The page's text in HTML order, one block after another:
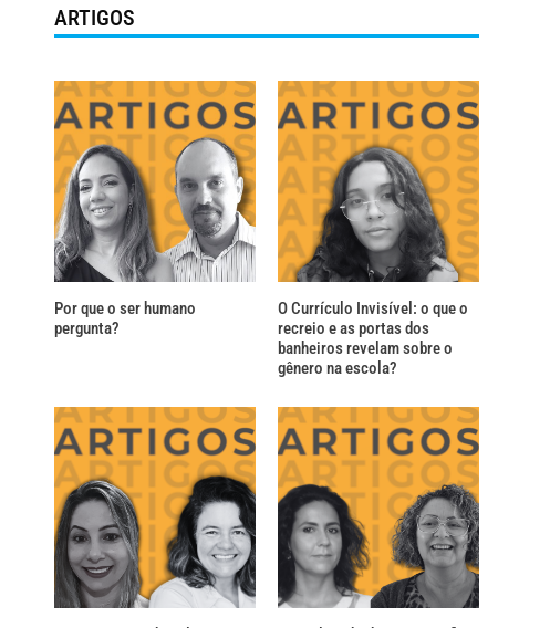
ARTIGOS
Por que o ser humano
pergunta?
O Currículo Invisível: o que o
recreio e as portas dos
banheiros revelam sobre o
gênero na escola?